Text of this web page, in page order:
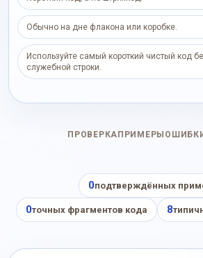
Обычно на дне флакона или коробке.
Используйте самый короткий чистый код
служебной строки.
ПРОВЕРКА ПРИМЕРЫ
0подтверждённых
0точных фрагментов кода 8